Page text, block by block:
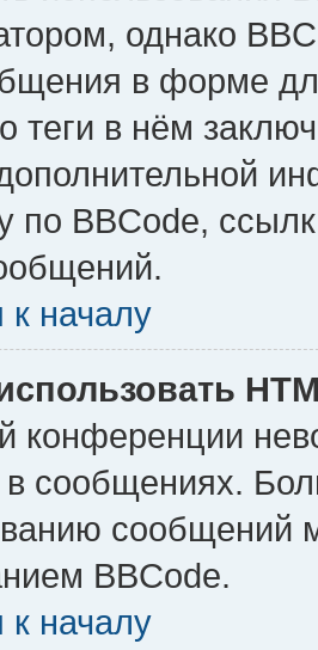
однако
в форме
теги в нём
по BBCode,
к началу
конференции
в сообщениях.
сообщений
BBCode.
к началу